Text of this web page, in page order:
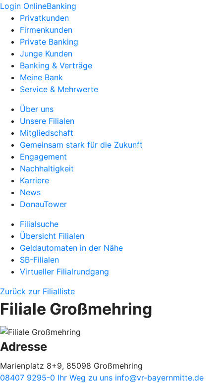
Login OnlineBanking
Privatkunden
Firmenkunden
Private Banking
Junge Kunden
Banking & Verträge
Meine Bank
Service & Mehrwerte
Über uns
Unsere Filialen
Mitgliedschaft
Gemeinsam stark für die Zukunft
Engagement
Nachhaltigkeit
Karriere
News
DonauTower
Filialsuche
Übersicht Filialen
Geldautomaten in der Nähe
SB-Filialen
Virtueller Filialrundgang
Zurück zur Filialliste
Filiale Großmehring
Adresse
Marienplatz 8+9, 85098 Großmehring
08407 9295-0 Ihr Weg zu uns info@vr-bayernmitte.de